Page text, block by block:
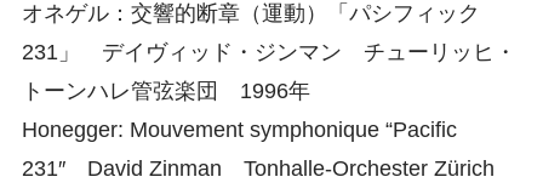
オネゲル：交響的断章（運動）「パシフィック
231」 デイヴィッド・ジンマン チューリッヒ・
トーンハレ管弦楽団 1996年
Honegger: Mouvement symphonique “Pacific
231″ David Zinman Tonhalle-Orchester Zürich